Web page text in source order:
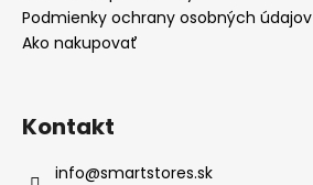
Podmienky ochrany osobných údajov
Ako nakupovať
Kontakt
info@smartstores.sk